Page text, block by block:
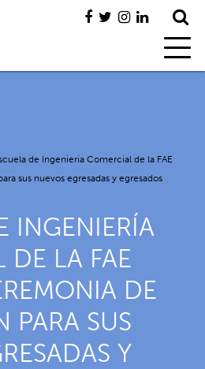
de Ingeniería Comercial de la FAE
sus nuevos egresadas y egresados
INGENIERÍA
DE LA FAE
DE
PARA SUS
Y